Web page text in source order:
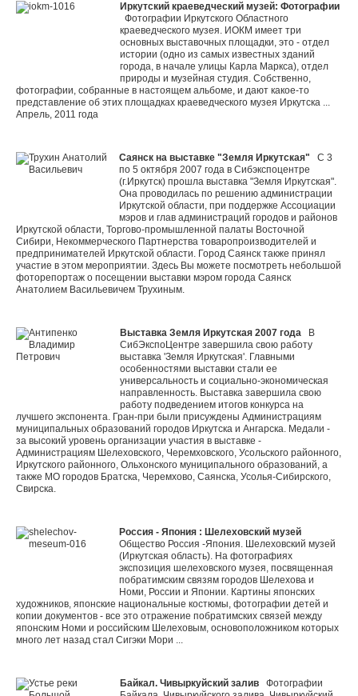
Иркутский краеведческий музей: Фотографии
Фотографии Иркутского Областного
краеведческого музея. ИОКМ имеет три
основных выставочных площадки, это - отдел
истории (одно из самых известных зданий
города, в начале улицы Карла Маркса), отдел
природы и музейная студия. Собственно,
фотографии, собранные в настоящем альбоме, и дают какое-то
представление об этих площадках краеведческого музея Иркутска ...
Апрель, 2011 года
Саянск на выставке "Земля Иркутская" С 3
по 5 октября 2007 года в Сибэкспоцентре
(г.Иркутск) прошла выставка "Земля Иркутская".
Она проводилась по решению администрации
Иркутской области, при поддержке Ассоциации
мэров и глав администраций городов и районов
Иркутской области, Торгово-промышленной палаты Восточной
Сибири, Некоммерческого Партнерства товаропроизводителей и
предпринимателей Иркутской области. Город Саянск также принял
участие в этом мероприятии. Здесь Вы можете посмотреть небольшой
фоторепортаж о посещении выставки мэром города Саянск
Анатолием Васильевичем Трухиным.
Выставка Земля Иркутская 2007 года В
СибЭкспоЦентре завершила свою работу
выставка 'Земля Иркутская'. Главными
особенностями выставки стали ее
универсальность и социально-экономическая
направленность. Выставка завершила свою
работу подведением итогов конкурса на
лучшего экспонента. Гран-при были присуждены Администрациям
муниципальных образований городов Иркутска и Ангарска. Медали -
за высокий уровень организации участия в выставке -
Администрациям Шелеховского, Черемховского, Усольского районного,
Иркутского районного, Ольхонского муниципального образований, а
также МО городов Братска, Черемхово, Саянска, Усолья-Сибирского,
Свирска.
Россия - Япония : Шелеховский музей
Общество Россия -Япония. Шелеховский музей
(Иркутская область). На фотографиях
экспозиция шелеховского музея, посвященная
побратимским связям городов Шелехова и
Номи, России и Японии. Картины японских
художников, японские национальные костюмы, фотографии детей и
копии документов - все это отражение побратимских связей между
японским Номи и российским Шелеховым, основоположником которых
много лет назад стал Сигэки Мори ...
Байкал. Чивыркуйский залив Фотографии